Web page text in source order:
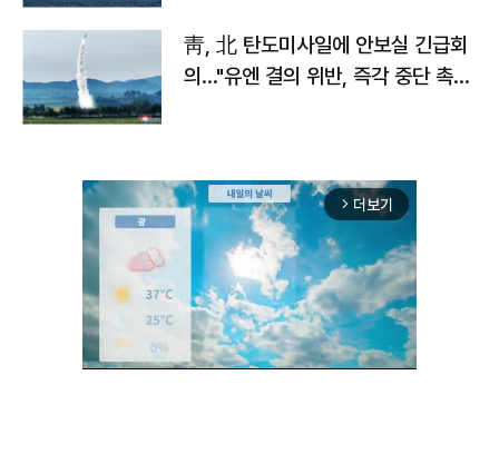
靑, 北 탄도미사일에 안보실 긴급회
의…"유엔 결의 위반, 즉각 중단 촉
arrow_forward_ios 더보기